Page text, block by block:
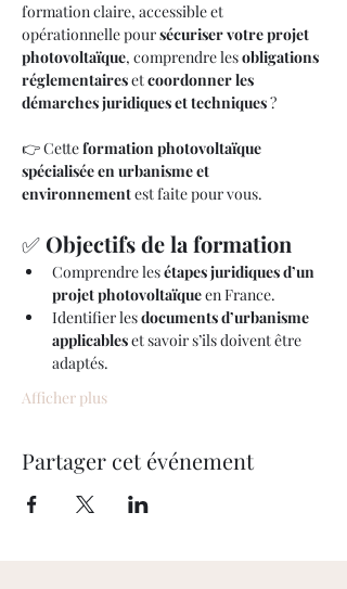
formation claire, accessible et
opérationnelle pour sécuriser votre projet
photovoltaïque, comprendre les obligations
réglementaires et coordonner les
démarches juridiques et techniques ?
👉 Cette formation photovoltaïque
spécialisée en urbanisme et
environnement est faite pour vous.
✅ Objectifs de la formation
Comprendre les étapes juridiques d’un
projet photovoltaïque en France.
Identifier les documents d’urbanisme
applicables et savoir s’ils doivent être
adaptés.
Afficher plus
Partager cet événement